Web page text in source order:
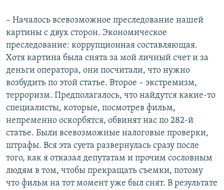
– Началось всевозможное преследование нашей
картины с двух сторон. Экономическое
преследование: коррупционная составляющая.
Хотя картина была снята за мой личный счет и за
деньги оператора, они посчитали, что нужно
возбудить по этой статье. Второе – экстремизм,
терроризм. Предполагалось, что найдутся какие-то
специалисты, которые, посмотрев фильм,
непременно оскорбятся, обвинят нас по 282-й
статье. Были всевозможные налоговые проверки,
штрафы. Вся эта суета развернулась сразу после
того, как я отказал депутатам и прочим сословным
людям в том, чтобы прекращать съемки, потому
что фильм на тот момент уже был снят. В результате